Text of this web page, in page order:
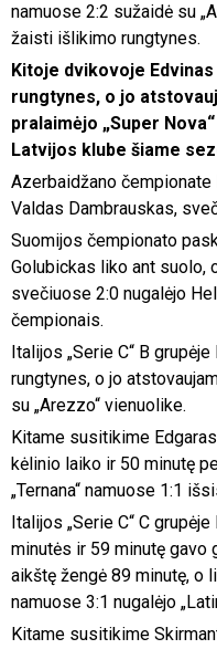
namuose 2:2 sužaidė su
žaisti išlikimo rungtynes.
Kitoje dvikovoje
rungtynes, o jo
pralaimėjo „Super
Latvijos klube šiame
Azerbaidžano čempionate
Valdas Dambrauskas,
Suomijos čempionato
Golubickas liko ant suolo,
svečiuose 2:0 nugalėjo
čempionais.
Italijos „Serie C“ B
rungtynes, o jo
su „Arezzo“ vienuolike.
Kitame susitikime
kėlinio laiko ir 50 minutę
„Ternana“ namuose 1:1
Italijos „Serie C“ C
minutės ir 59 minutę gavo
aikštę žengė 89 minutę, o
namuose 3:1 nugalėjo
Kitame susitikime